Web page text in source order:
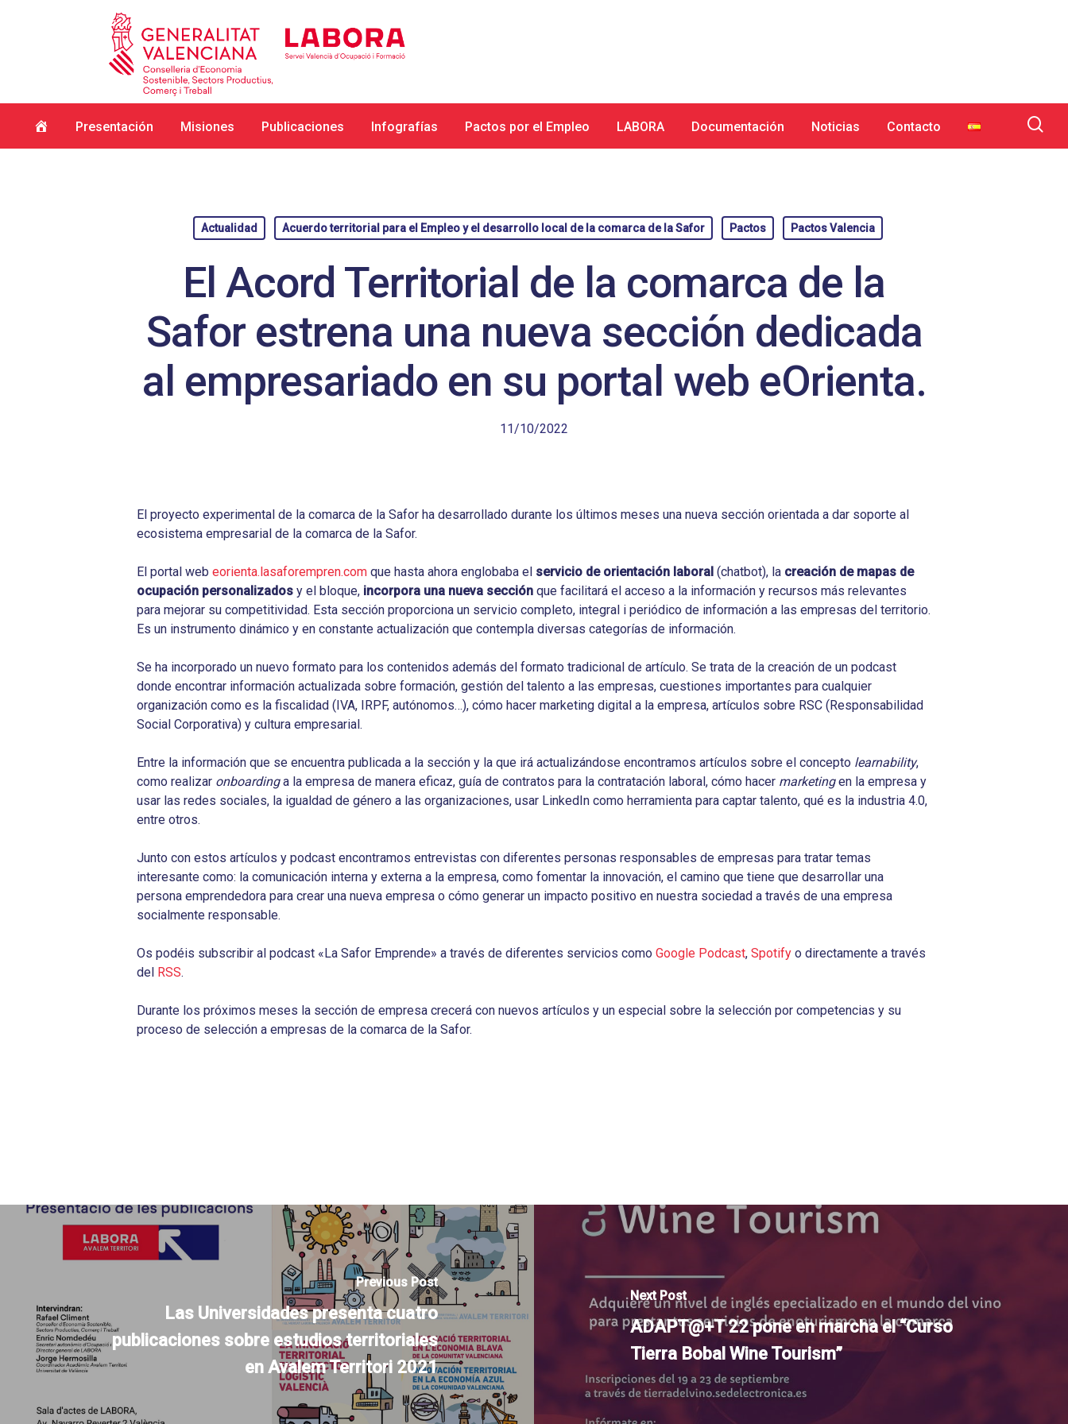
InicioPresentación Misiones Publicaciones Infografías Pactos por el Empleo LABORA Documentación Noticias Contacto
Actualidad Acuerdo territorial para el Empleo y el desarrollo local de la comarca de la Safor Pactos Pactos Valencia
El Acord Territorial de la comarca de la
Safor estrena una nueva sección dedicada
al empresariado en su portal web eOrienta.
11/10/2022
El proyecto experimental de la comarca de la Safor ha desarrollado durante los últimos meses una nueva sección orientada a dar soporte al
ecosistema empresarial de la comarca de la Safor.
El portal webeorienta.lasaforempren.com que hasta ahora englobaba el servicio de orientación laboral (chatbot), la creación de mapas de
ocupación personalizados y el bloque, incorpora una nueva sección que facilitará el acceso a la información y recursos más relevantes
para mejorar su competitividad. Esta sección proporciona un servicio completo, integral i periódico de información a las empresas del territorio.
Es un instrumento dinámico y en constante actualización que contempla diversas categorías de información.
Se ha incorporado un nuevo formato para los contenidos además del formato tradicional de artículo. Se trata de la creación de un podcast
donde encontrar información actualizada sobre formación, gestión del talento a las empresas, cuestiones importantes para cualquier
organización como es la fiscalidad (IVA, IRPF, autónomos…), cómo hacer marketing digital a la empresa, artículos sobre RSC (Responsabilidad
Social Corporativa) y cultura empresarial.
Entre la información que se encuentra publicada a la sección y la que irá actualizándose encontramos artículos sobre el concepto learnability,
como realizar onboardinga la empresa de manera eficaz, guía de contratos para la contratación laboral, cómo hacer marketingen la empresa y
usar las redes sociales, la igualdad de género a las organizaciones, usar LinkedIn como herramienta para captar talento, qué es la industria 4.0,
entre otros.
Junto con estos artículos y podcast encontramos entrevistas con diferentes personas responsables de empresas para tratar temas
interesante como: la comunicación interna y externa a la empresa, como fomentar la innovación, el camino que tiene que desarrollar una
persona emprendedora para crear una nueva empresa o cómo generar un impacto positivo en nuestra sociedad a través de una empresa
socialmente responsable.
Os podéis subscribir al podcast «La Safor Emprende» a través de diferentes servicios comoGoogle Podcast,Spotifyo directamente a través
del RSS.
Durante los próximos meses la sección de empresa crecerá con nuevos artículos y un especial sobre la selección por competencias y su
proceso de selección a empresas de la comarca de la Safor.
Previous Post
Las Universidades presenta cuatro
publicaciones sobre estudios territoriales
en Avalem Territori 2021
Next Post
ADAPT@+T 22 pone en marcha el “Curso
Tierra Bobal Wine Tourism”